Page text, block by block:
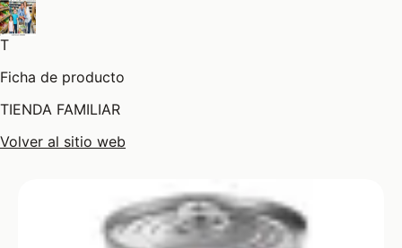
T
Ficha de producto
TIENDA FAMILIAR
Volver al sitio web